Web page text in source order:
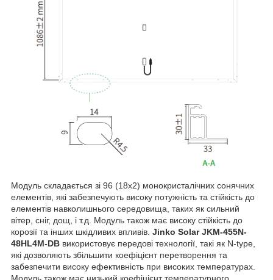
Модуль складається зі 96 (18х2) монокристалічних сонячних
елементів, які забезпечують високу потужність та стійкість до
елементів навколишнього середовища, таких як сильний
вітер, сніг, дощ, і т.д. Модуль також має високу стійкість до
корозії та інших шкідливих впливів. Jinko Solar JKM-455N-
48HL4M-DB використовує передові технології, такі як N-type,
які дозволяють збільшити коефіцієнт перетворення та
забезпечити високу ефективність при високих температурах.